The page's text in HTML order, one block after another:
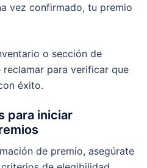
vez confirmado, tu premio
o sección de
reclamar para verificar que
éxito.
para iniciar
de premio, asegúrate